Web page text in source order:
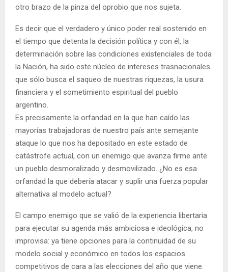
otro brazo de la pinza del oprobio que nos sujeta.
Es decir que el verdadero y único poder real sostenido en
el tiempo que detenta la decisión política y con él, la
determinación sobre las condiciones existenciales de toda
la Nación, ha sido este núcleo de intereses trasnacionales
que sólo busca el saqueo de nuestras riquezas, la usura
financiera y el sometimiento espiritual del pueblo
argentino.
Es precisamente la orfandad en la que han caído las
mayorías trabajadoras de nuestro país ante semejante
ataque lo que nos ha depositado en este estado de
catástrofe actual, con un enemigo que avanza firme ante
un pueblo desmoralizado y desmovilizado. ¿No es esa
orfandad la que debería atacar y suplir una fuerza popular
alternativa al modelo actual?
El campo enemigo que se valió de la experiencia libertaria
para ejecutar su agenda más ambiciosa e ideológica, no
improvisa: ya tiene opciones para la continuidad de su
modelo social y económico en todos los espacios
competitivos de cara a las elecciones del año que viene.